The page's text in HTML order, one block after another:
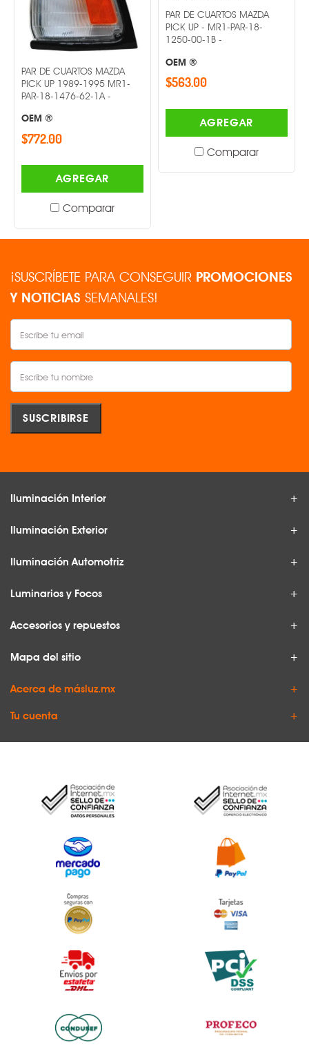
PAR DE CUARTOS MAZDA
PICK UP 1989-1995 MR1-
PAR-18-1476-62-1A -
OEM ®
$772.00
AGREGAR
Comparar
PAR DE CUARTOS MAZDA
PICK UP - MR1-PAR-18-
1250-00-1B -
OEM ®
$563.00
AGREGAR
Comparar
¡SUSCRÍBETE PARA CONSEGUIR PROMOCIONES
Y NOTICIAS SEMANALES!
Iluminación Interior
Iluminación Exterior
Iluminación Automotriz
Luminarios y Focos
Accesorios y repuestos
Mapa del sitio
Acerca de másluz.mx
Tu cuenta